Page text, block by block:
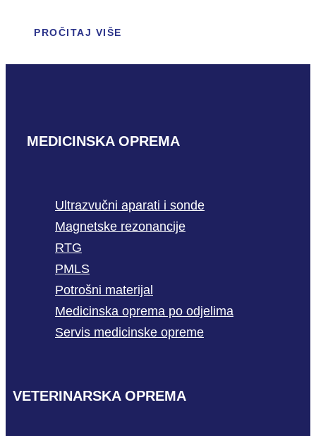
PROČITAJ VIŠE
MEDICINSKA OPREMA
Ultrazvučni aparati i sonde
Magnetske rezonancije
RTG
PMLS
Potrošni materijal
Medicinska oprema po odjelima
Servis medicinske opreme
VETERINARSKA OPREMA